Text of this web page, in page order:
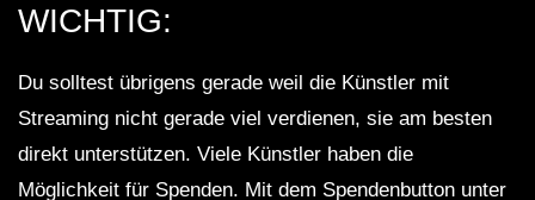
WICHTIG:
Du solltest übrigens gerade weil die Künstler mit
Streaming nicht gerade viel verdienen, sie am besten
direkt unterstützen. Viele Künstler haben die
Möglichkeit für Spenden. Mit dem Spendenbutton unter